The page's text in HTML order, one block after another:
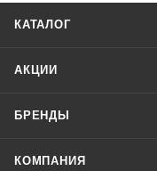
КАТАЛОГ
АКЦИИ
БРЕНДЫ
КОМПАНИЯ